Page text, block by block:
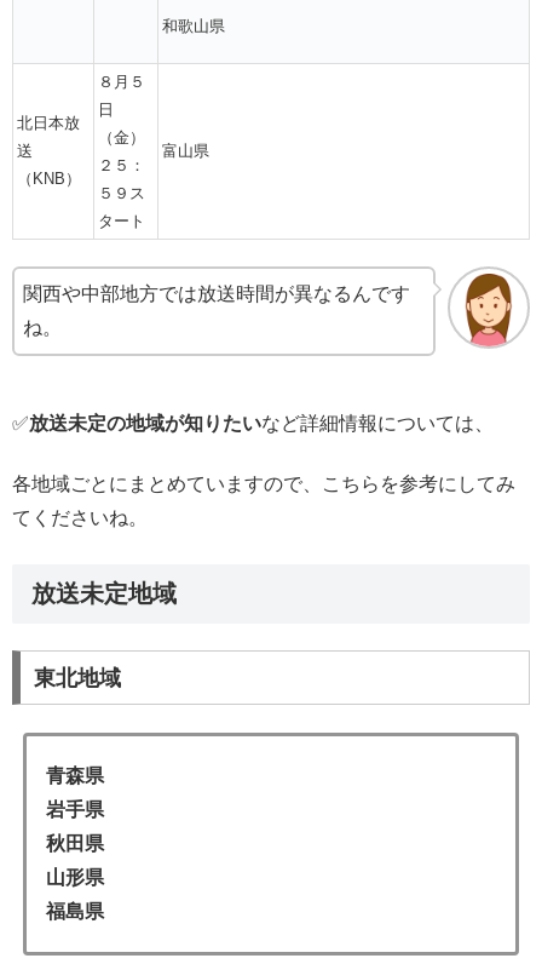
和歌山県
北日本放
送
（KNB）
８月５
日
（金）
２５：
５９ス
タート
富山県
関西や中部地方では放送時間が異なるんです
ね。
✅放送未定の地域が知りたいなど詳細情報については、
各地域ごとにまとめていますので、こちらを参考にしてみ
てくださいね。
放送未定地域
東北地域
青森県
岩手県
秋田県
山形県
福島県